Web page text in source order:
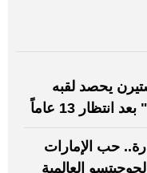
يحصد لقبه
13 عاماً
حب الإمارات
العالمية